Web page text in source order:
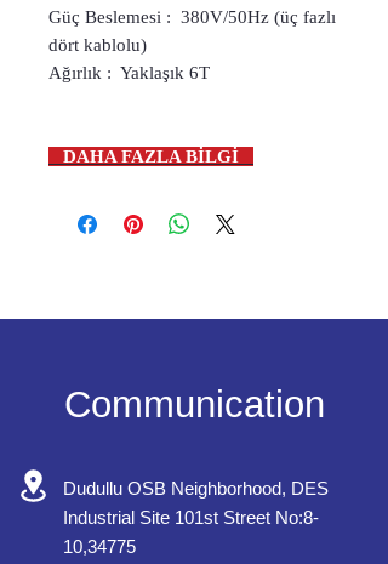
Güç Beslemesi : 380V/50Hz (üç fazlı
dört kablolu)
Ağırlık : Yaklaşık 6T
DAHA FAZLA BİLGİ
Communication
Dudullu OSB Neighborhood, DES
Industrial Site 101st Street No:8-
10,34775